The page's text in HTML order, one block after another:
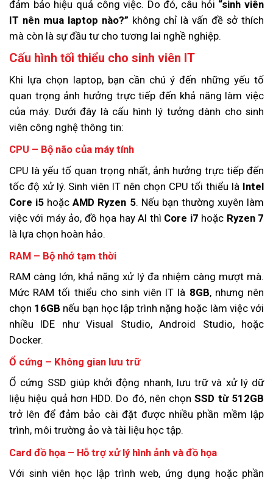
đảm bảo hiệu quả công việc. Do đó, câu hỏi “sinh viên
IT nên mua laptop nào?” không chỉ là vấn đề sở thích
mà còn là sự đầu tư cho tương lai nghề nghiệp.
Cấu hình tối thiểu cho sinh viên IT
Khi lựa chọn laptop, bạn cần chú ý đến những yếu tố
quan trọng ảnh hưởng trực tiếp đến khả năng làm việc
của máy. Dưới đây là cấu hình lý tưởng dành cho sinh
viên công nghệ thông tin:
CPU – Bộ não của máy tính
CPU là yếu tố quan trọng nhất, ảnh hưởng trực tiếp đến
tốc độ xử lý. Sinh viên IT nên chọn CPU tối thiểu là Intel
Core i5 hoặcAMD Ryzen 5. Nếu bạn thường xuyên làm
việc với máy ảo, đồ họa hay AI thì Core i7 hoặc Ryzen 7
là lựa chọn hoàn hảo.
RAM – Bộ nhớ tạm thời
RAM càng lớn, khả năng xử lý đa nhiệm càng mượt mà.
Mức RAM tối thiểu cho sinh viên IT là 8GB, nhưng nên
chọn 16GB nếu bạn học lập trình nặng hoặc làm việc với
nhiều IDE như Visual Studio, Android Studio, hoặc
Docker.
Ổ cứng – Không gian lưu trữ
Ổ cứng SSD giúp khởi động nhanh, lưu trữ và xử lý dữ
liệu hiệu quả hơn HDD. Do đó, nên chọnSSD từ 512GB
trở lên để đảm bảo cài đặt được nhiều phần mềm lập
trình, môi trường ảo và tài liệu học tập.
Card đồ họa – Hỗ trợ xử lý hình ảnh và đồ họa
Với sinh viên học lập trình web, ứng dụng hoặc phần